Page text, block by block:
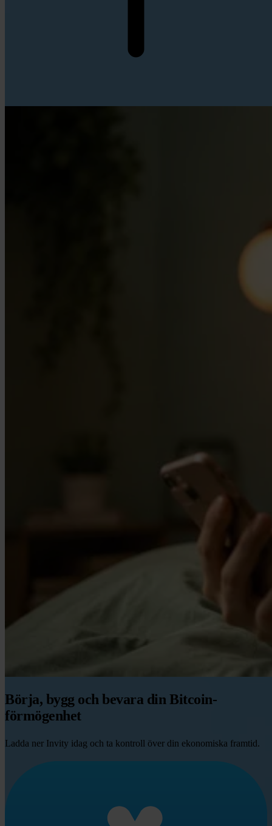
Börja, bygg och bevara din Bitcoin-
förmögenhet
Ladda ner Invity idag och ta kontroll över din ekonomiska framtid.